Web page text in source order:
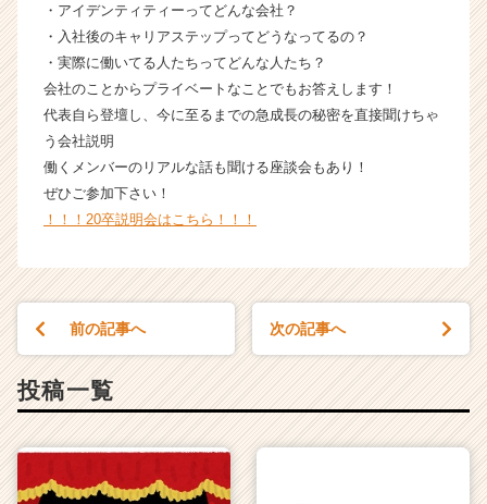
・アイデンティティーってどんな会社？
・入社後のキャリアステップってどうなってるの？
・実際に働いてる人たちってどんな人たち？
会社のことからプライベートなことでもお答えします！
代表自ら登壇し、今に至るまでの急成長の秘密を直接聞けちゃ
う会社説明
働くメンバーのリアルな話も聞ける座談会もあり！
ぜひご参加下さい！
！！！20卒説明会はこちら！！！
前の記事へ 次の記事へ
投稿一覧